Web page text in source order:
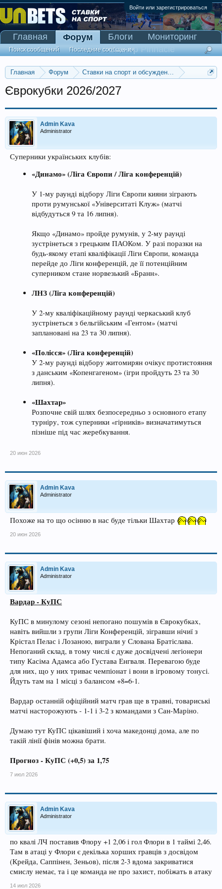
Войти или зарегистрироваться
Главная Форум
Ставки на спорт и обсуждение спортивных
Єврокубки 2026/2027
Admin Kava
Administrator
Суперники українських клубів:
«Динамо» (Ліга Європи / Ліга конференцій)
У 1-му раунді відбору Ліги Європи кияни зіграють
проти румунської «Університаті Клуж» (матчі
відбудуться 9 та 16 липня).
Якщо «Динамо» пройде румунів, у 2-му раунді
зустрінеться з грецьким ПАОКом. У разі поразки на
будь-якому етапі кваліфікації Ліги Європи, команда
перейде до Ліги конференцій, де її потенційним
суперником стане норвезький «Бранн».
ЛНЗ (Ліга конференцій)
У 2-му кваліфікаційному раунді черкаський клуб
зустрінеться з бельгійським «Гентом» (матчі
заплановані на 23 та 30 липня).
«Полісся» (Ліга конференцій)
У 2-му раунді відбору житомирян очікує протистояння
з данським «Копенгагеном» (ігри пройдуть 23 та 30
липня).
«Шахтар»
Розпочне свій шлях безпосередньо з основного етапу
турніру, тож суперники «гірників» визначатимуться
пізніше під час жеребкування.
20 июн 2026
Admin Kava
Administrator
Похоже на то що осінню в нас буде тільки Шахтар
20 июн 2026
Admin Kava
Administrator
Вардар - КуПС
КуПС в минулому сезоні непогано пошумів в Єврокубках,
навіть вийшли з групи Ліги Конференцій, зігравши нічиї з
Крістал Пелас і Лозаною, виграли у Слована Братіслава.
Непоганий склад, в тому числі є дуже досвідчені легіонери
типу Касіма Адамса або Густава Енгваля. Перевагою буде
для них, що у них триває чемпіонат і вони в ігровому тонусі.
Йдуть там на 1 місці з балансом +8=6-1.
Вардар останній офіційний матч грав ще в травні, товариські
матчі насторожують - 1-1 і 3-2 з командами з Сан-Маріно.
Думаю тут КуПС цікавіший і хоча македонці дома, але по
такій лінії фінів можна брати.
Прогноз - КуПС (+0,5) за 1,75
7 июл 2026
Admin Kava
Administrator
по квалі ЛЧ поставив Флору +1 2,06 і гол Флори в 1 таймі 2,46.
Там в атаці у Флори є декілька хорших гравців з досвідом
(Крейда, Саппінен, Зеньов), після 2-3 вдома закриватися
смислу немає, та і це команда не про захист, побіжать в атаку
14 июл 2026
Главная Форум
Поиск сообщений Последние сообщения
Блоги
Мониторинг
Сканер Pinnacle